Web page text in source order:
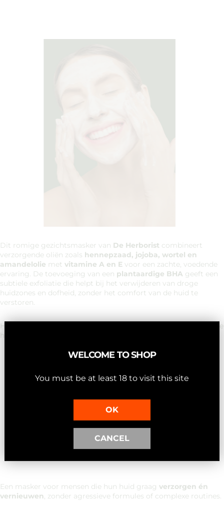
Dit romige gezichtsmasker van De Herborist combineert
verzorgende oliën zoals hennepzaad, jojoba, wortel en
amandelolie met vitamine A en E voor een zachte, voedende
ervaring. De toevoeging van een plantaardige BHA geeft een
subtiele exfoliatie die helpt bij het verwijderen van droge
huidzones en dofheid, zonder het comfort van de huid te
verstoren.
Het resultaat voelt
, alsof de
huid opnieuw adem kan halen.
100% natuurlijk, vegan en zonder agressieve stoffen
frisse glowna het afspoelen
wekelijkse reset
Subtiele, natuurlijke geur met een zachte wellness-
Een masker voor mensen die hun huid graag verzorgen én
vernieuwen, zonder agressieve formules of complexe routines.
WELCOME TO SHOP
You must be at least 18 to visit this site
OK
CANCEL